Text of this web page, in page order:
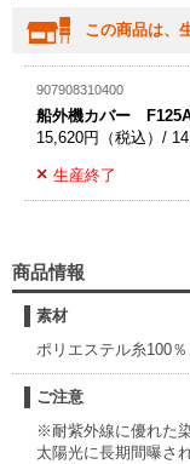
この商品は、
907908310400
船外機カバー
15,620円（税込）/
生産終了
商品情報
素材
ポリエステル糸100
ご注意
※耐紫外線に優れた
太陽光に長期間曝さ